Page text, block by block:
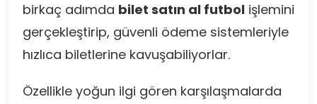
birkaç adımda bilet satın al futbol işlemini
gerçekleştirip, güvenli ödeme sistemleriyle
hızlıca biletlerine kavuşabiliyorlar.
Özellikle yoğun ilgi gören karşılaşmalarda